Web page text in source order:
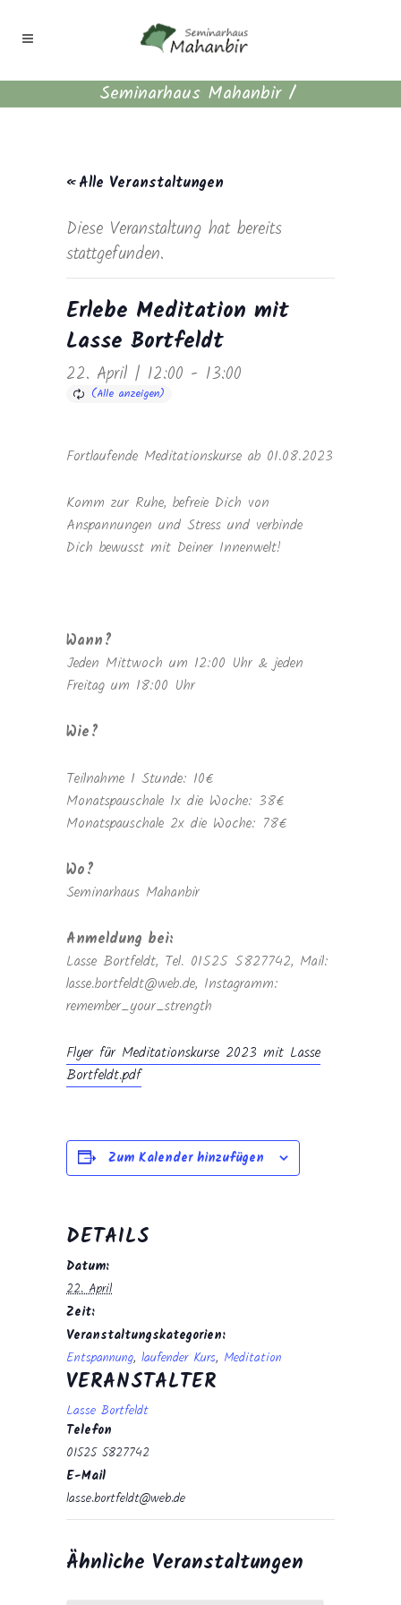
Seminarhaus Mahanbir/
« Alle Veranstaltungen
Diese Veranstaltung hat bereits
stattgefunden.
Erlebe Meditation mit
Lasse Bortfeldt
22. April | 12:00 - 13:00
Fortlaufende Meditationskurse ab 01.08.2023
Komm zur Ruhe, befreie Dich von
Anspannungen und Stress und verbinde
Dich bewusst mit Deiner Innenwelt!
Wann?
Jeden Mittwoch um 12:00 Uhr & jeden
Freitag um 18:00 Uhr
Wie?
Teilnahme 1 Stunde: 10€
Monatspauschale 1x die Woche: 38€
Monatspauschale 2x die Woche: 78€
Wo?
Seminarhaus Mahanbir
Anmeldung bei:
Lasse Bortfeldt, Tel. 01525 5827742, Mail:
lasse.bortfeldt@web.de, Instagramm:
remember_your_strength
Flyer für Meditationskurse 2023 mit Lasse
Bortfeldt.pdf
Zum Kalender hinzufügen
DETAILS
Datum:
22. April
Zeit:
Veranstaltungskategorien:
Entspannung, laufender Kurs, Meditation
VERANSTALTER
Lasse Bortfeldt
Telefon
01525 5827742
E-Mail
lasse.bortfeldt@web.de
Ähnliche Veranstaltungen